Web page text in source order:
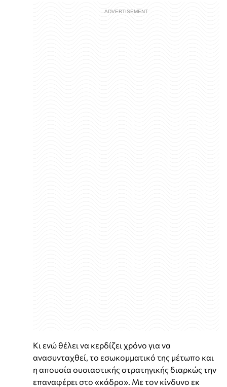
Κι ενώ θέλει να κερδίζει χρόνο για να
ανασυνταχθεί, το εσωκομματικό της μέτωπο και
η απουσία ουσιαστικής στρατηγικής διαρκώς την
επαναφέρει στο «κάδρο». Με τον κίνδυνο εκ